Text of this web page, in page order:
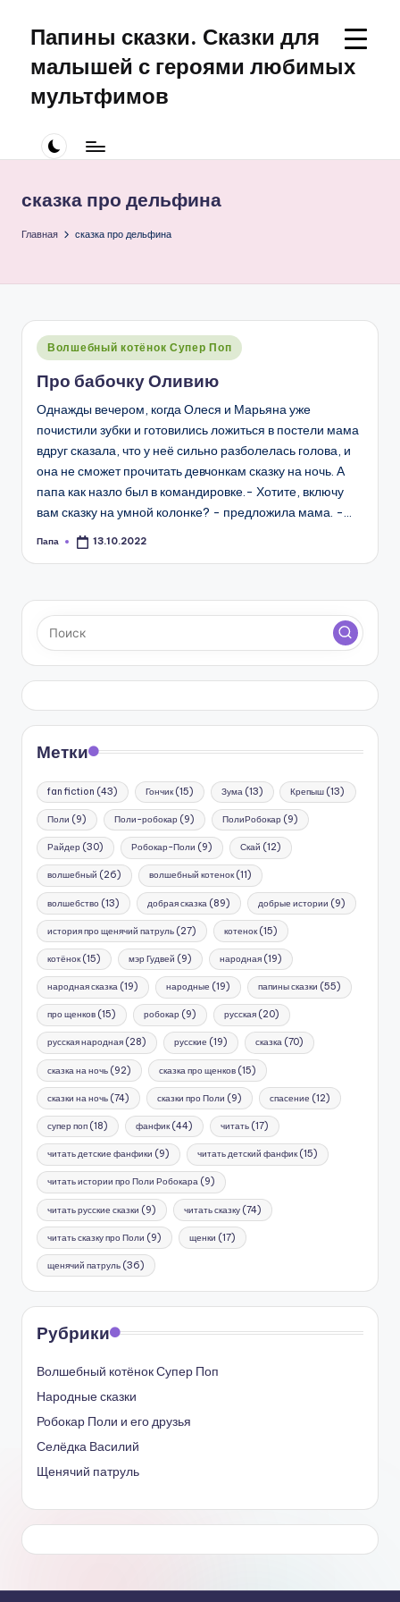
Перейти
содержимому
Папины сказки. Сказки для
малышей с героями любимых
мультфимов
для
малышей
Щенячий
сказка про дельфина
Главная сказка про дельфина
Опубликовано
Волшебный котёнок Супер Поп
Про бабочку Оливию
Однажды вечером, когда Олеся и Марьяна уже
почистили зубки и готовились ложиться в постели мама
вдруг сказала, что у неё сильно разболелась голова, и
она не сможет прочитать девчонкам сказку на ночь. А
папа как назло был в командировке.- Хотите, включу
вам сказку на умной колонке? - предложила мама. -…
Запись
Папа 13.10.2022
Метки
fan fiction (43) Гончик(15) Зума(13) Крепыш (13)
Поли (9) Поли-робокар (9) ПолиРобокар (9)
Райдер (30) Робокар-Поли (9) Скай (12)
волшебный (26) волшебный котенок(11)
волшебство (13) добрая сказка(89) добрые истории (9)
история про щенячий патруль (27) котенок(15)
котёнок(15) мэр Гудвей (9) народная(19)
народная сказка (19) народные (19) папины сказки (55)
про щенков (15) робокар (9) русская(20)
русская народная (28) русские (19) сказка(70)
сказка на ночь (92) сказка про щенков(15)
сказки на ночь (74) сказки про Поли (9) спасение (12)
супер поп (18) фанфик(44) читать(17)
читать детские фанфики (9) читать детский фанфик(15)
читать истории про Поли Робокара (9)
читать русские сказки (9) читать сказку(74)
читать сказку про Поли (9) щенки (17)
щенячий патруль (36)
Рубрики
Волшебный котёнок Супер Поп
Народные сказки
Робокар Поли и его друзья
Селёдка Василий
Щенячий патруль